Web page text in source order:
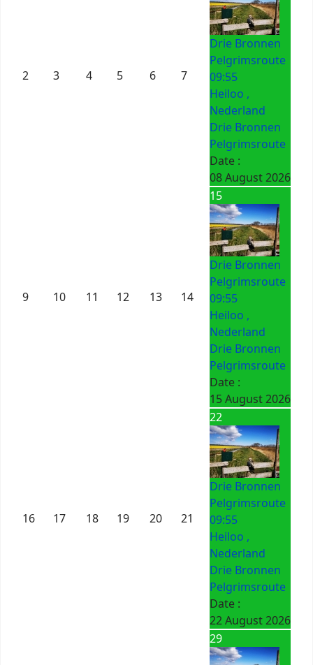
2 3 4 5 6 7
Drie Bronnen
Pelgrimsroute
09:55
Heiloo ,
Nederland
Drie Bronnen
Pelgrimsroute
Date :
08 August 2026
9 10 11 12 13 14
15
Drie Bronnen
Pelgrimsroute
09:55
Heiloo ,
Nederland
Drie Bronnen
Pelgrimsroute
Date :
15 August 2026
16 17 18 19 20 21
22
Drie Bronnen
Pelgrimsroute
09:55
Heiloo ,
Nederland
Drie Bronnen
Pelgrimsroute
Date :
22 August 2026
29